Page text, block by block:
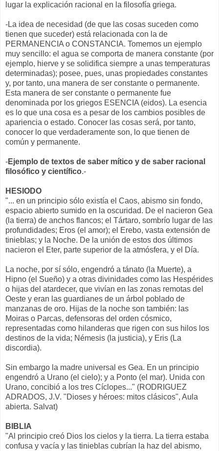
lugar la explicación racional en la filosofía griega.
-La idea de necesidad (de que las cosas suceden como
tienen que suceder) está relacionada con la de
PERMANENCIA o CONSTANCIA. Tomemos un ejemplo
muy sencillo: el agua se comporta de manera constante (por
ejemplo, hierve y se solidifica siempre a unas temperaturas
determinadas); posee, pues, unas propiedades constantes
y, por tanto, una manera de ser constante o permanente.
Esta manera de ser constante o permanente fue
denominada por los griegos ESENCIA (eidos). La esencia
es lo que una cosa es a pesar de los cambios posibles de
apariencia o estado. Conocer las cosas será, por tanto,
conocer lo que verdaderamente son, lo que tienen de
común y permanente.
-Ejemplo de textos de saber mítico y de saber racional
filosófico y científico.-
HESIODO
"... en un principio sólo existía el Caos, abismo sin fondo,
espacio abierto sumido en la oscuridad. De el nacieron Gea
(la tierra) de anchos flancos; el Tártaro, sombrío lugar de las
profundidades; Eros (el amor); el Erebo, vasta extensión de
tinieblas; y la Noche. De la unión de estos dos últimos
nacieron el Eter, parte superior de la atmósfera, y el Día.
La noche, por sí sólo, engendró a tánato (la Muerte), a
Hipno (el Sueño) y a otras divinidades como las Hespérides
o hijas del atardecer, que vivían en las zonas remotas del
Oeste y eran las guardianes de un árbol poblado de
manzanas de oro. Hijas de la noche son también: las
Moiras o Parcas, defensoras del orden cósmico,
representadas como hilanderas que rigen con sus hilos los
destinos de la vida; Némesis (la justicia), y Eris (La
discordia).
Sin embargo la madre universal es Gea. En un principio
engendró a Urano (el cielo); y a Ponto (el mar). Unida con
Urano, concibió a los tres Cíclopes..." (RODRIGUEZ
ADRADOS, J.V. "Dioses y héroes: mitos clásicos", Aula
abierta. Salvat)
BIBLIA
"Al principio creó Dios los cielos y la tierra. La tierra estaba
confusa y vacía y las tinieblas cubrían la haz del abismo,